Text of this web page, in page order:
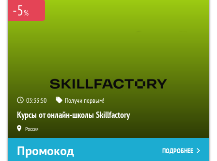
-5%
03:33:49 Получи первым!
Курсы от онлайн-школы Skillfactory
Россия
Промокод ПОДРОБНЕЕ